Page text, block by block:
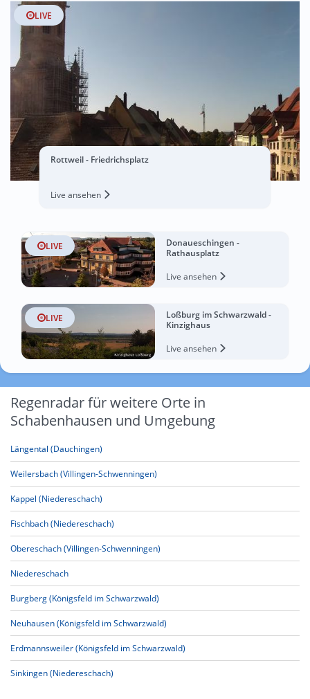
LIVE
Rottweil - Friedrichsplatz
Live ansehen
LIVE
Donaueschingen -
Rathausplatz
Live ansehen
LIVE
Loßburg im Schwarzwald -
Kinzighaus
Live ansehen
Regenradar für weitere Orte in
Schabenhausen und Umgebung
Längental (Dauchingen)
Weilersbach (Villingen-Schwenningen)
Kappel (Niedereschach)
Fischbach (Niedereschach)
Obereschach (Villingen-Schwenningen)
Niedereschach
Burgberg (Königsfeld im Schwarzwald)
Neuhausen (Königsfeld im Schwarzwald)
Erdmannsweiler (Königsfeld im Schwarzwald)
Sinkingen (Niedereschach)